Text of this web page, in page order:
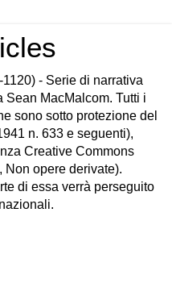
- Serie di narrativa
Sean MacMalcom. Tutti i
sono sotto protezione del
n. 633 e seguenti),
Creative Commons
Non opere derivate).
di essa verrà perseguito